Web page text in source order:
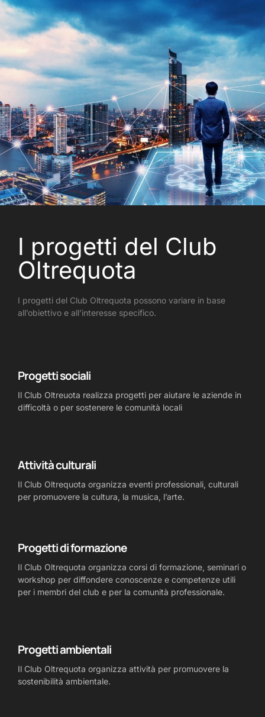
I progetti del Club
Oltrequota
I progetti del Club Oltrequota possono variare in base
all’obiettivo e all’interesse specifico.
Progetti sociali
Il Club Oltreuota realizza progetti per aiutare le aziende in
difficoltà o per sostenere le comunità locali
Attività culturali
Il Club Oltrequota organizza eventi professionali, culturali
per promuovere la cultura, la musica, l’arte.
Progetti di formazione
Il Club Oltrequota organizza corsi di formazione, seminari o
workshop per diffondere conoscenze e competenze utili
per i membri del club e per la comunità professionale.
Progetti ambientali
Il Club Oltrequota organizza attività per promuovere la
sostenibilità ambientale.